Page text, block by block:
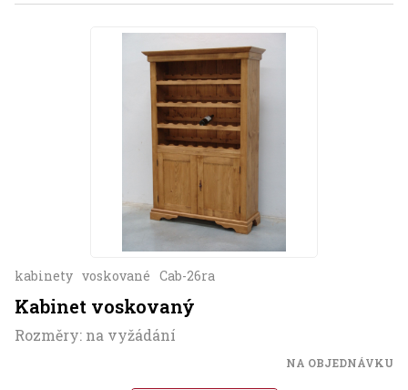
kabinety voskované Cab-26ra
Kabinet voskovaný
Rozměry: na vyžádání
NA OBJEDNÁVKU